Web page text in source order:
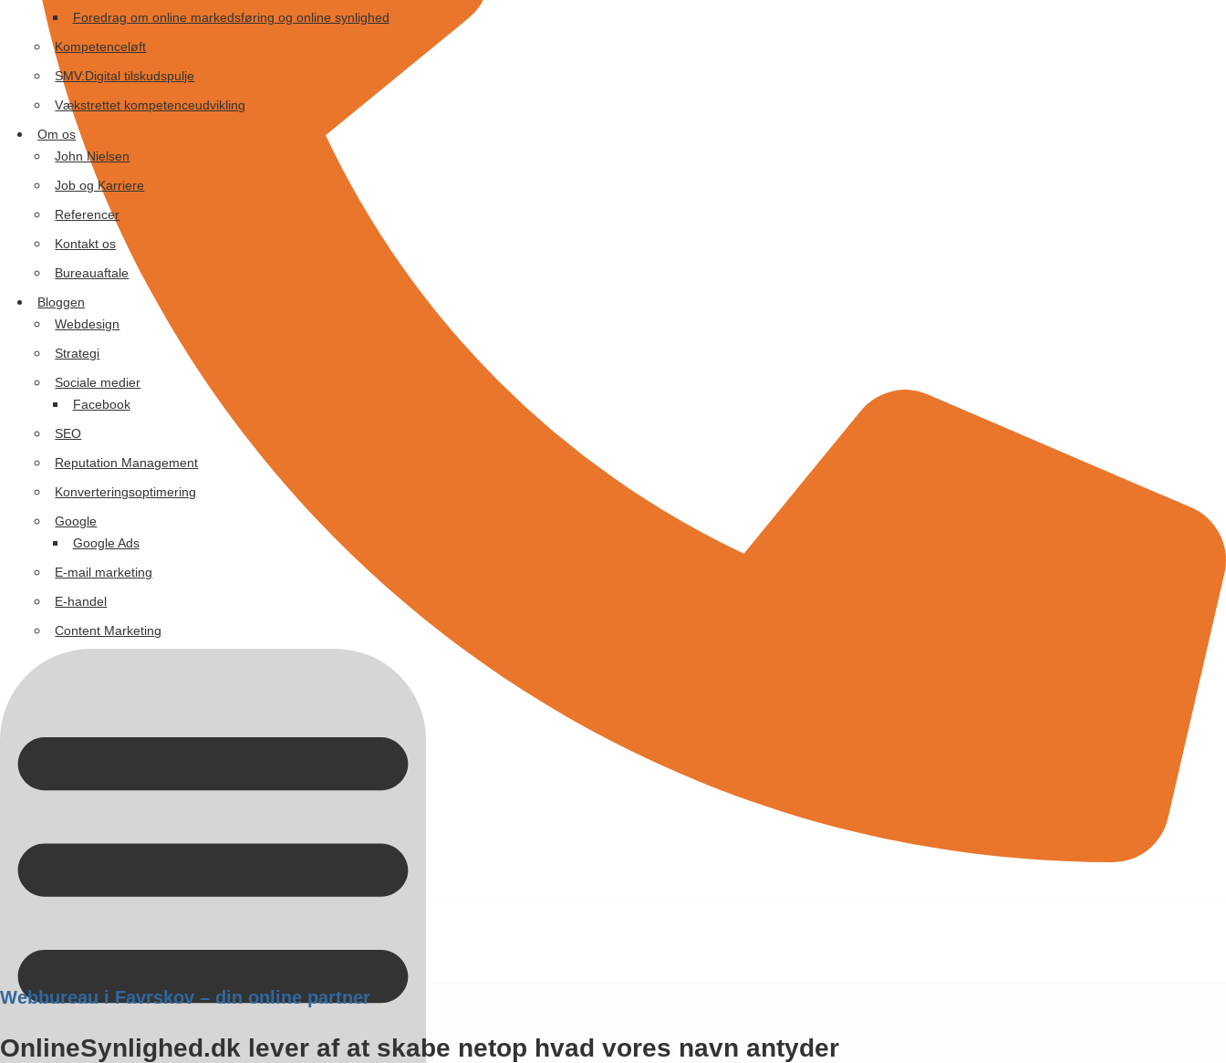
Kontakt på +45 70 13 63 23
Foredrag om online markedsføring og online synlighed
Kompetenceløft
SMV:Digital tilskudspulje
Vækstrettet kompetenceudvikling
Om os
John Nielsen
Job og Karriere
Referencer
Kontakt os
Bureauaftale
Bloggen
Webdesign
Strategi
Sociale medier
Facebook
SEO
Reputation Management
Konverteringsoptimering
Google
Google Ads
E-mail marketing
E-handel
Content Marketing
Webbureau i Favrskov – din online partner
OnlineSynlighed.dk lever af at skabe netop hvad vores navn antyder